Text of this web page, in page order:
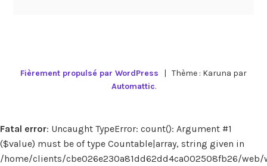
Fièrement propulsé par WordPress | Thème : Karuna par
Automattic.
Fatal error: Uncaught TypeError: count(): Argument #1
($value) must be of type Countable|array, string given in
/home/clients/cbe026e230a81dd62dd4ca002508fb26/web/